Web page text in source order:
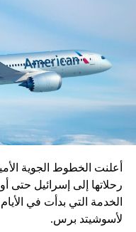
أعلنت الخطوط الجوية
رحلاتها إلى إسرائيل حتى
الخدمة التي بدأت في
لأسوشيتد برس.